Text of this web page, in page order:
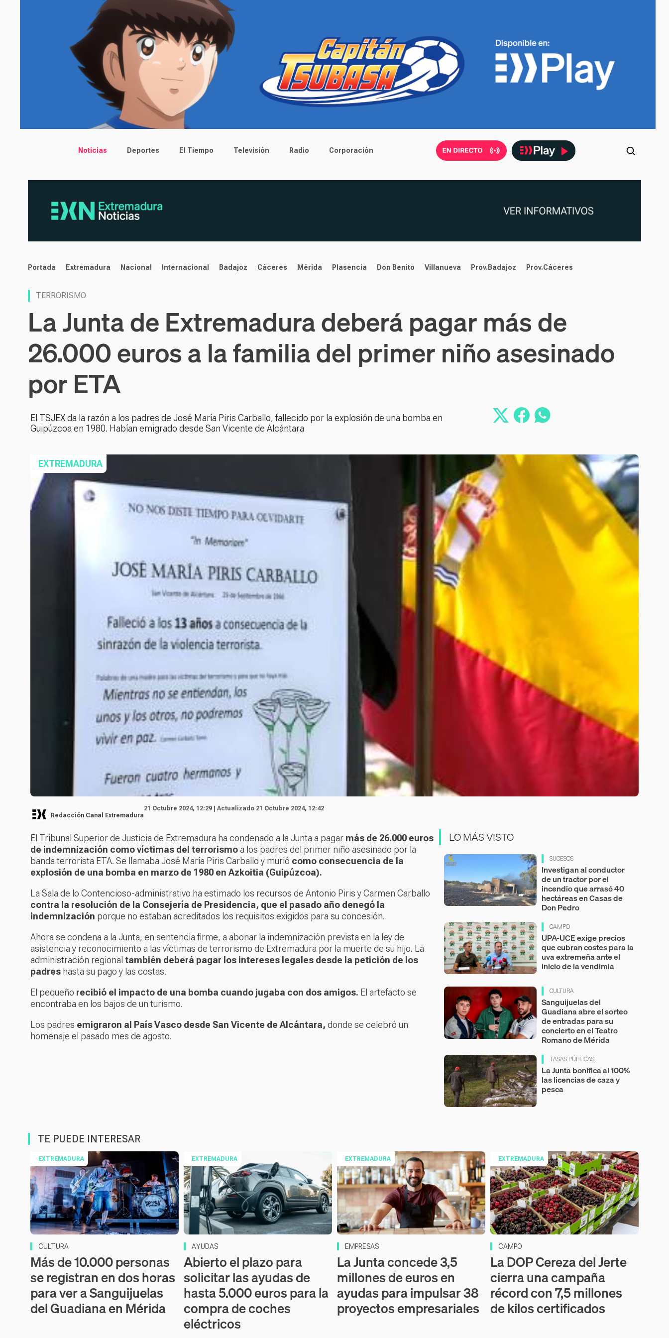
Main menu
Noticias Deportes El Tiempo Televisión Radio Corporación
noticias
Portada Extremadura Nacional Internacional Badajoz Cáceres Mérida Plasencia Don Benito Villanueva Prov.Badajoz Prov.Cáceres
TERRORISMO
La Junta de Extremadura deberá pagar más de
26.000 euros a la familia del primer niño asesinado
por ETA
El TSJEX da la razón a los padres de José María Piris Carballo, fallecido por la explosión de una bomba en
Guipúzcoa en 1980. Habían emigrado desde San Vicente de Alcántara
EXTREMADURA
Redacción Canal Extremadura
21 Octubre 2024, 12:29 | Actualizado 21 Octubre 2024, 12:42
El Tribunal Superior de Justicia de Extremadura ha condenado a la Junta a pagar más de 26.000 euros
de indemnización como víctimas del terrorismoa los padres del primer niño asesinado por la
banda terrorista ETA. Se llamaba José María Piris Carballo y murió como consecuencia de la
explosión de una bomba en marzo de 1980 en Azkoitia (Guipúzcoa).
La Sala de lo Contencioso-administrativo ha estimado los recursos de Antonio Piris y Carmen Carballo
contra la resolución de la Consejería de Presidencia, que el pasado año denegó la
indemnización porque no estaban acreditados los requisitos exigidos para su concesión.
Ahora se condena a la Junta, en sentencia firme, a abonar la indemnización prevista en la ley de
asistencia y reconocimiento a las víctimas de terrorismo de Extremadura por la muerte de su hijo. La
administración regional también deberá pagar los intereses legales desde la petición de los
padres hasta su pago y las costas.
El pequeño recibió el impacto de una bomba cuando jugaba con dos amigos. El artefacto se
encontraba en los bajos de un turismo.
Los padres emigraron al País Vasco desde San Vicente de Alcántara, donde se celebró un
homenaje el pasado mes de agosto.
LO MÁS VISTO
SUCESOS
Investigan al conductor
de un tractor por el
incendio que arrasó 40
hectáreas en Casas de
Don Pedro
CAMPO
UPA-UCE exige precios
que cubran costes para la
uva extremeña ante el
inicio de la vendimia
CULTURA
Sanguijuelas del
Guadiana abre el sorteo
de entradas para su
concierto en el Teatro
Romano de Mérida
TASAS PÚBLICAS
La Junta bonifica al 100%
las licencias de caza y
pesca
TE PUEDE INTERESAR
EXTREMADURA
CULTURA
Más de 10.000 personas
se registran en dos horas
para ver a Sanguijuelas
del Guadiana en Mérida
EXTREMADURA
AYUDAS
Abierto el plazo para
solicitar las ayudas de
hasta 5.000 euros para la
compra de coches
eléctricos
EXTREMADURA
EMPRESAS
La Junta concede 3,5
millones de euros en
ayudas para impulsar 38
proyectos empresariales
EXTREMADURA
CAMPO
La DOP Cereza del Jerte
cierra una campaña
récord con 7,5 millones
de kilos certificados